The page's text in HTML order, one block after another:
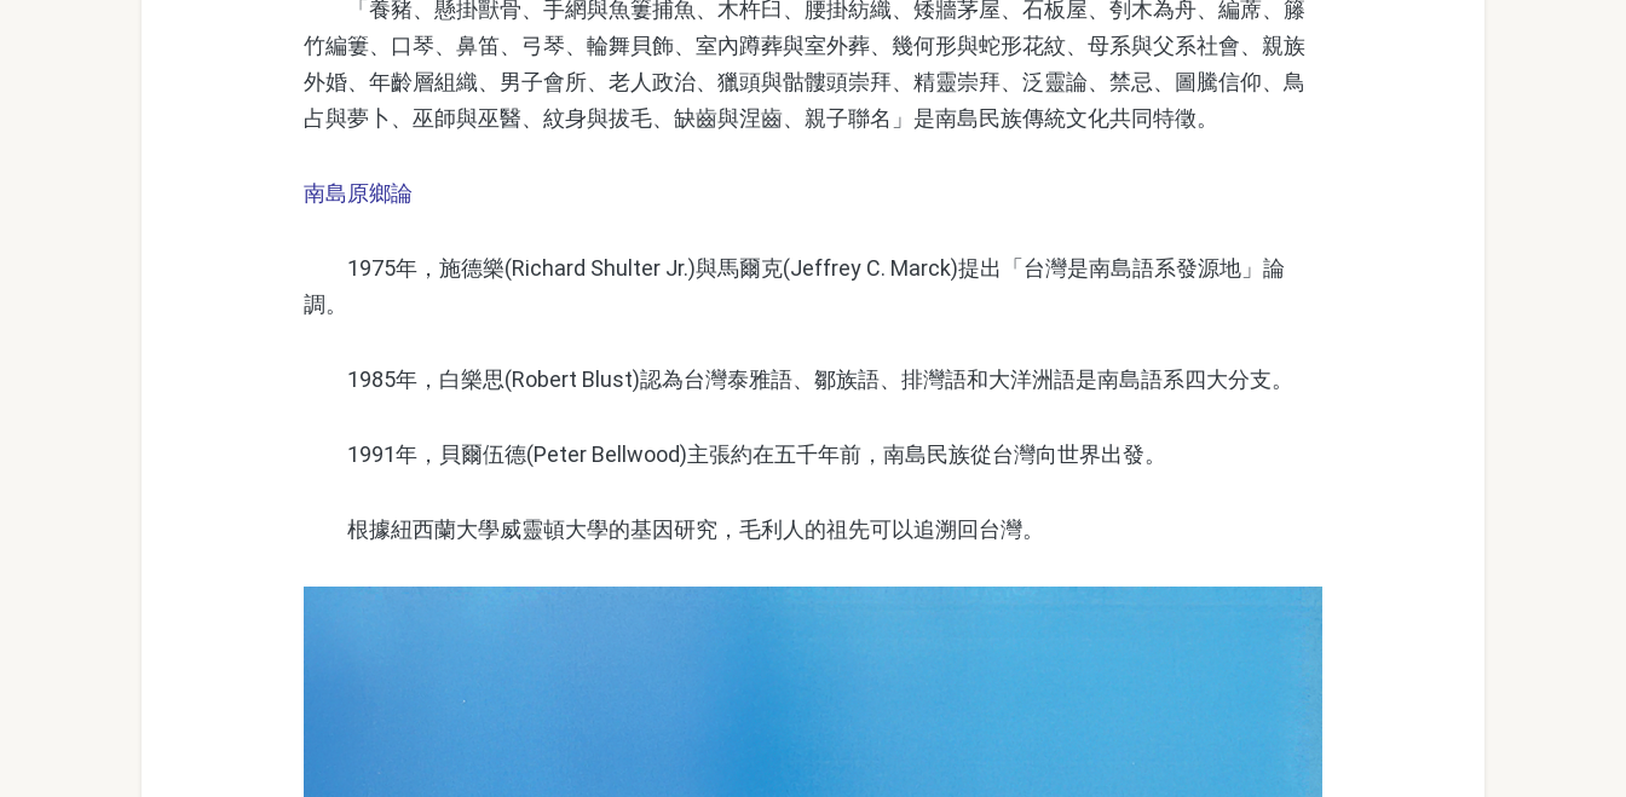
「養豬、懸掛獸骨、手網與魚簍捕魚、木杵臼、腰掛紡織、矮牆茅屋、石板屋、刳木為舟、編蓆、籐
竹編簍、口琴、鼻笛、弓琴、輪舞貝飾、室內蹲葬與室外葬、幾何形與蛇形花紋、母系與父系社會、親族
外婚、年齡層組織、男子會所、老人政治、獵頭與骷髏頭崇拜、精靈崇拜、泛靈論、禁忌、圖騰信仰、鳥
占與夢卜、巫師與巫醫、紋身與拔毛、缺齒與涅齒、親子聯名」是南島民族傳統文化共同特徵。
南島原鄉論
1975年，施德樂(Richard Shulter Jr.)與馬爾克(Jeffrey C. Marck)提出「台灣是南島語系發源地」論
調。
1985年，白樂思(Robert Blust)認為台灣泰雅語、鄒族語、排灣語和大洋洲語是南島語系四大分支。
1991年，貝爾伍德(Peter Bellwood)主張約在五千年前，南島民族從台灣向世界出發。
根據紐西蘭大學威靈頓大學的基因研究，毛利人的祖先可以追溯回台灣。